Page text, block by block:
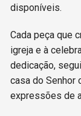
disponíveis.
Cada peça que
igreja e à
dedicação,
casa do Senhor
expressões de